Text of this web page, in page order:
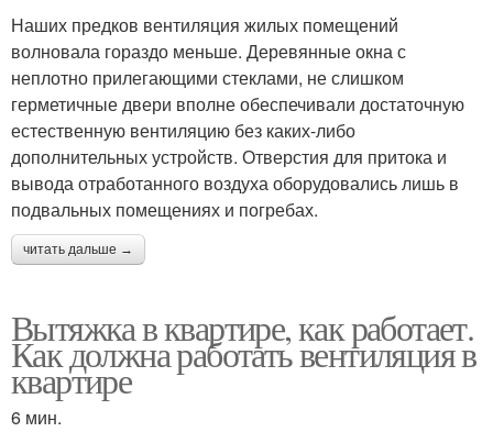
Наших предков вентиляция жилых помещений
волновала гораздо меньше. Деревянные окна с
неплотно прилегающими стеклами, не слишком
герметичные двери вполне обеспечивали достаточную
естественную вентиляцию без каких-либо
дополнительных устройств. Отверстия для притока и
вывода отработанного воздуха оборудовались лишь в
подвальных помещениях и погребах.
читать дальше →
Вытяжка в квартире, как работает.
Как должна работать вентиляция в
квартире
6 мин.